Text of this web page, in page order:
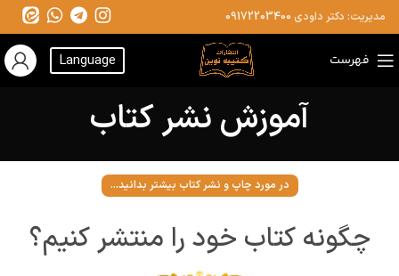
مدیریت: دکتر داودی 09172203400
فهرست Language
آموزش نشر کتاب
در مورد چاپ و نشر کتاب بیشتر بدانید...
چگونه کتاب خود را منتشر کنیم؟